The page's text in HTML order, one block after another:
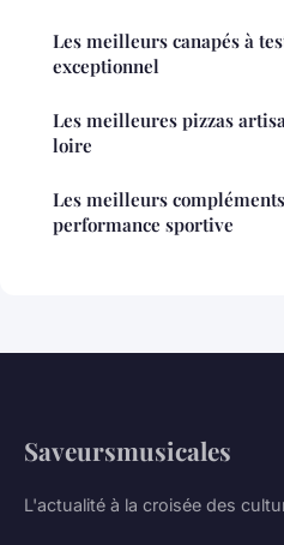
Les meilleurs canapés à
exceptionnel
Les meilleures pizzas
loire
Les meilleurs
performance sportive
Saveursmusicales
L'actualité à la croisée des